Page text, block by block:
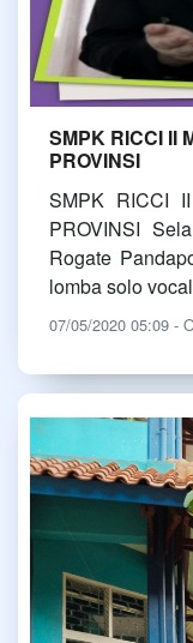
SMPK RICCI II
PROVINSI
SMPK RICCI
PROVINSI
Rogate
lomba solo
07/05/2020 05:09 -